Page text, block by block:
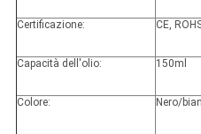
Certificazione: CE,
Capacità dell'olio: 150ml
Colore: Nero/